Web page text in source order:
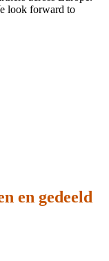
look forward to
en gedeeld